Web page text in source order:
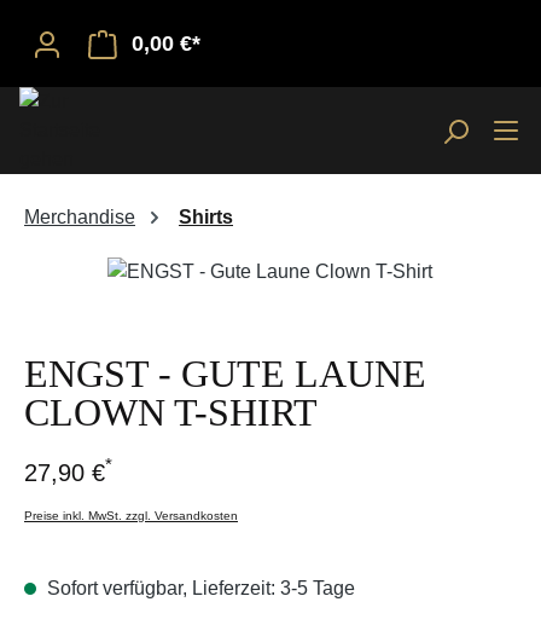
0,00 €*
Merchandise Shirts
Bildergalerie überspringen
ENGST - GUTE LAUNE
CLOWN T-SHIRT
27,90 €*
Preise inkl. MwSt. zzgl. Versandkosten
Sofort verfügbar, Lieferzeit: 3-5 Tage